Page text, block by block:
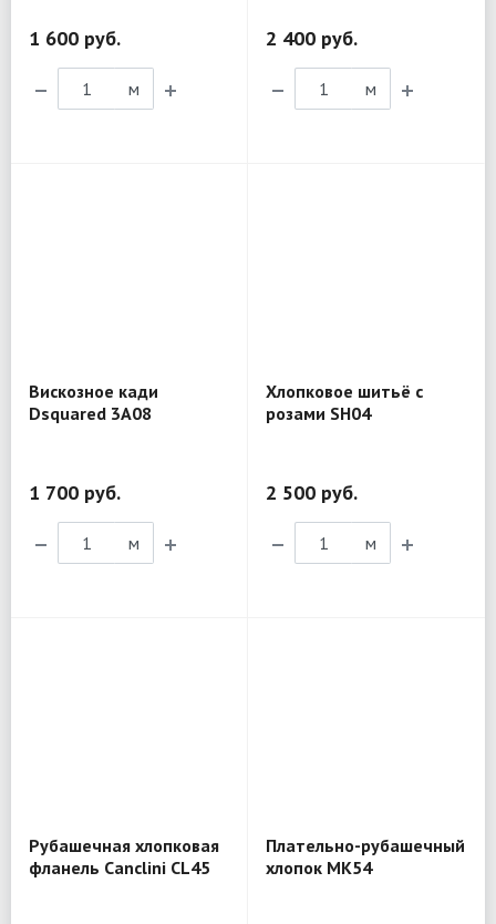
1 600 руб.
м
2 400 руб.
м
Вискозное кади
Dsquared 3A08
1 700 руб.
м
Хлопковое шитьё с
розами SH04
2 500 руб.
м
Рубашечная хлопковая
фланель Canclini CL45
Плательно-рубашечный
хлопок MK54